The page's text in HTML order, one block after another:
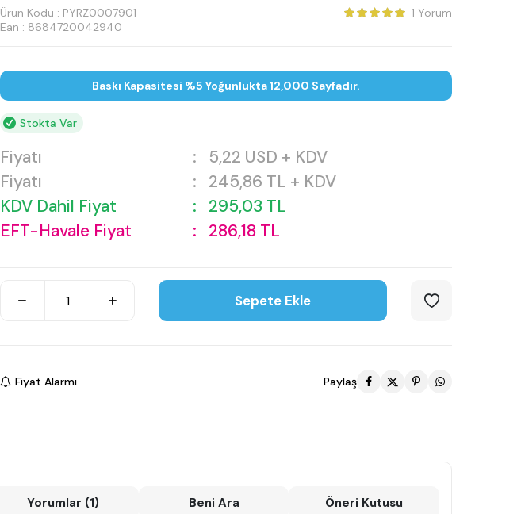
Ürün Kodu : PYRZ0007901
Ean : 8684720042940
1 Yorum
Baskı Kapasitesi %5 Yoğunlukta 12,000 Sayfadır.
Stokta Var
Fiyatı : 5,22 USD + KDV
Fiyatı
: 245,86 TL + KDV
KDV Dahil Fiyat
: 295,03 TL
EFT-Havale Fiyat
: 286,18 TL
Sepete Ekle
Fiyat Alarmı Paylaş
Yorumlar (1) Beni Ara Öneri Kutusu